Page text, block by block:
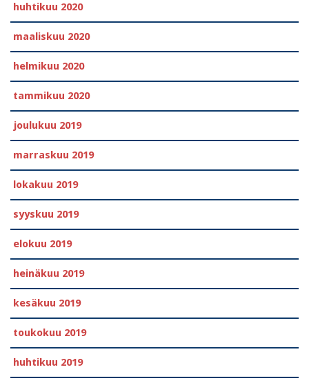
huhtikuu 2020
maaliskuu 2020
helmikuu 2020
tammikuu 2020
joulukuu 2019
marraskuu 2019
lokakuu 2019
syyskuu 2019
elokuu 2019
heinäkuu 2019
kesäkuu 2019
toukokuu 2019
huhtikuu 2019